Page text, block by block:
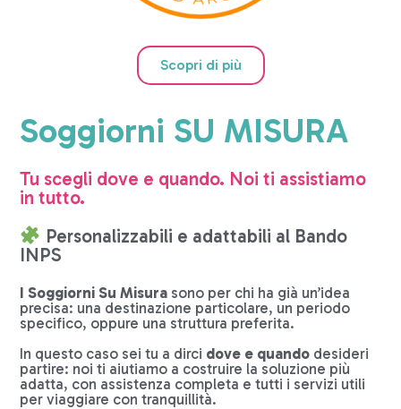
Scopri di più
Soggiorni SU MISURA
Tu scegli dove e quando. Noi ti assistiamo
in tutto.
Personalizzabili e adattabili al Bando
INPS
I Soggiorni Su Misura sono per chi ha già un’idea
precisa: una destinazione particolare, un periodo
specifico, oppure una struttura preferita.
In questo caso sei tu a dirci dove e quando desideri
partire: noi ti aiutiamo a costruire la soluzione più
adatta, con assistenza completa e tutti i servizi utili
per viaggiare con tranquillità.